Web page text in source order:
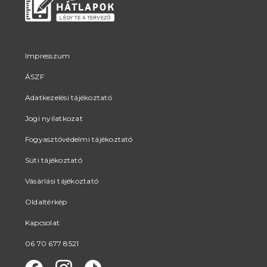
Impresszum
ÁSZF
Adatkezelési tájékoztató
Jogi nyilatkozat
Fogyasztóvédelmi tájékoztató
Süti tájékoztató
Vásárlási tájékoztató
Oldaltérkép
Kapcsolat
06 70 677 8521